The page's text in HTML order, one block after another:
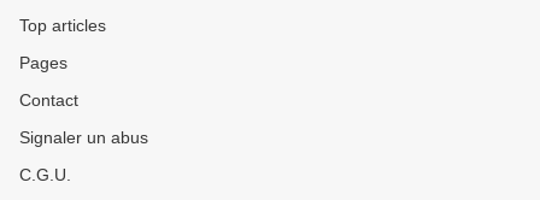
Top articles
Pages
Contact
Signaler un abus
C.G.U.